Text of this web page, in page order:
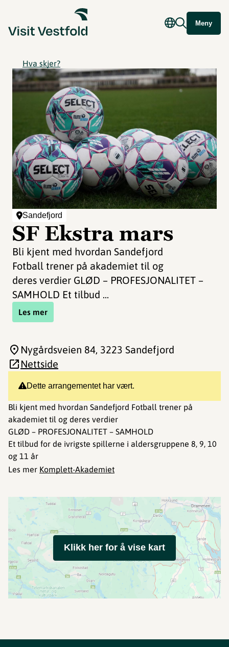
Meny
Hva skjer?
Sandefjord
SF Ekstra mars
Bli kjent med hvordan Sandefjord
Fotball trener på akademiet til og
deres verdier GLØD – PROFESJONALITET –
SAMHOLD Et tilbud ...
Les mer
Dette arrangementet har vært.
Bli kjent med hvordan Sandefjord Fotball trener på
akademiet til og deres verdier
GLØD – PROFESJONALITET – SAMHOLD
Et tilbud for de ivrigste spillerne i aldersgruppene 8, 9, 10
og 11 år
Les mer Komplett-Akademiet
Nygårdsveien 84, 3223 Sandefjord
Nettside
Klikk her for å vise kart